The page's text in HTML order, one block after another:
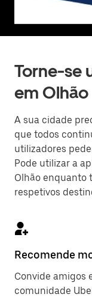
Torne-se
em Olhão
A sua cidade
que todos
utilizadores
Pode utilizar a
Olhão enquanto
respetivos
Recomende
Convide amigos
comunidade